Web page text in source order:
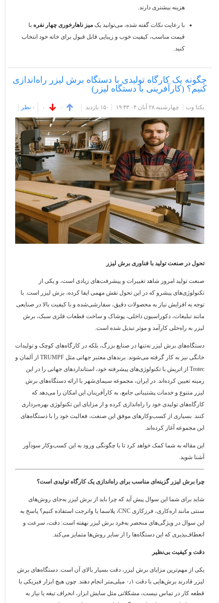
هزینه بیشتری دارند.
با رعایت نکات گفته شده، می‌توانید یک میز ناهارخوری چهار نفره با
قیمت مناسب، کیفیت خوب و زیبایی قابل قبول برای خانه خود انتخاب
کنید.
چگونه یک کارگاه تولیدی با دستگاه برش لیزر راه‌اندازی
کنیم؟ (کارآفرینی با دستگاه لیزر)
یکتا وب چهارشنبه ۲۸ آبان ۰۴ ۱۹:۴۳ ۱۵۰ بازديد ۰ ۰ ۰ نظر
تحول در صنعت تولید با فناوری برش لیزر
صنعت تولید امروز شاهد تغییرات و پیشرفت‌های زیادی است، و یکی از
تکنولوژی‌های پیشرو که در این تحول نقش مهمی ایفا کرده، برش لیزر است. با
توجه به افزایش نیاز به محصولات دقیق، سفارشی‌شده و با کیفیت بالا در صنایعی
مانند تبلیغات، دکوراسیون داخلی، پوشاک و ساخت قطعات فلزی سبک، برش
لیزر به راه‌حلی کارآمد و موثر تبدیل شده است.
دستگاه‌های برش لیزر نه‌تنها در صنایع بزرگ، بلکه در کارگاه‌های کوچک و تولیدات
خانگی نیز به کار گرفته می‌شوند. برندهای معتبر جهانی مثل TRUMPF از آلمان و
Trotec از اتریش با تکنولوژی‌های پیشرفته خود، استانداردهای جهانی را در این
زمینه تعیین کرده‌اند. در ایران، مجموعه سیمای‌شهر با ارائه دستگاه‌های برش
لیزر متنوع و خدمات پشتیبانی جامع، به کارآفرینان این امکان را می‌دهد که
کارگاه‌های تولیدی خود را راه‌اندازی کرده و از مزایای این تکنولوژی بهره‌برداری
کنند. بسیاری از کسب‌وکارهای موفق این صنعت، فعالیت خود را با دستگاه‌های
این مجموعه آغاز کرده‌اند.
این مقاله به شما کمک خواهد کرد تا با چگونگی ورود به این کسب‌وکار سودآور
آشنا شوید.
چرا برش لیزر گزینه‌ای مناسب برای راه‌اندازی یک کارگاه تولیدی است؟
شاید برای شما این سوال پیش آید که چرا باید از برش لیزر به‌جای روش‌های
سنتی مانند اره‌کاری، فرزکاری CNC، پلاسما یا واترجت استفاده کنیم؟ پاسخ به
این سوال در ویژگی‌های منحصر به‌فرد برش لیزر نهفته است: دقت، سرعت و
انعطاف‌پذیری که این دستگاه‌ها را از سایر روش‌ها متمایز می‌کند.
دقت و کیفیت بی‌نظیر
یکی از مهم‌ترین مزایای برش لیزر، دقت بسیار بالای آن است. دستگاه‌های برش
لیزر قادرند برش‌هایی با دقت ۰٫۱ میلی‌متر انجام دهند. چون هیچ ابزار فیزیکی با
قطعه کار در تماس نیست، مشکلاتی مثل سایش ابزار، انحراف تیغه یا نیاز به